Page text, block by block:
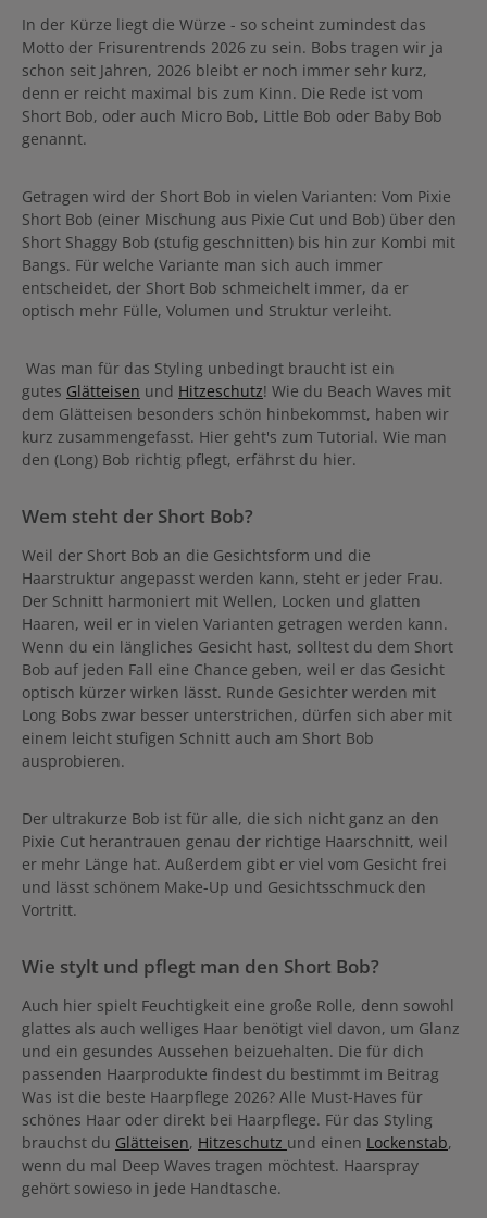
In der Kürze liegt die Würze - so scheint zumindest das
Motto der Frisurentrends 2026 zu sein. Bobs tragen wir ja
schon seit Jahren, 2026 bleibt er noch immer sehr kurz,
denn er reicht maximal bis zum Kinn. Die Rede ist vom
Short Bob, oder auch Micro Bob, Little Bob oder Baby Bob
genannt.
Getragen wird der Short Bob in vielen Varianten: Vom Pixie
Short Bob (einer Mischung aus Pixie Cut und Bob) über den
Short Shaggy Bob (stufig geschnitten) bis hin zur Kombi mit
Bangs. Für welche Variante man sich auch immer
entscheidet, der Short Bob schmeichelt immer, da er
optisch mehr Fülle, Volumen und Struktur verleiht.
Was man für das Styling unbedingt braucht ist ein
gutes Glätteisen und Hitzeschutz! Wie du Beach Waves mit
dem Glätteisen besonders schön hinbekommst, haben wir
kurz zusammengefasst. Hier geht's zum Tutorial. Wie man
den (Long) Bob richtig pflegt, erfährst du hier.
Wem steht der Short Bob?
Weil der Short Bob an die Gesichtsform und die
Haarstruktur angepasst werden kann, steht er jeder Frau.
Der Schnitt harmoniert mit Wellen, Locken und glatten
Haaren, weil er in vielen Varianten getragen werden kann.
Wenn du ein längliches Gesicht hast, solltest du dem Short
Bob auf jeden Fall eine Chance geben, weil er das Gesicht
optisch kürzer wirken lässt. Runde Gesichter werden mit
Long Bobs zwar besser unterstrichen, dürfen sich aber mit
einem leicht stufigen Schnitt auch am Short Bob
ausprobieren.
Der ultrakurze Bob ist für alle, die sich nicht ganz an den
Pixie Cut herantrauen genau der richtige Haarschnitt, weil
er mehr Länge hat. Außerdem gibt er viel vom Gesicht frei
und lässt schönem Make-Up und Gesichtsschmuck den
Vortritt.
Wie stylt und pflegt man den Short Bob?
Auch hier spielt Feuchtigkeit eine große Rolle, denn sowohl
glattes als auch welliges Haar benötigt viel davon, um Glanz
und ein gesundes Aussehen beizuehalten. Die für dich
passenden Haarprodukte findest du bestimmt im Beitrag
Was ist die beste Haarpflege 2026? Alle Must-Haves für
schönes Haar oder direkt bei Haarpflege. Für das Styling
brauchst du Glätteisen, Hitzeschutz und einen Lockenstab,
wenn du mal Deep Waves tragen möchtest. Haarspray
gehört sowieso in jede Handtasche.